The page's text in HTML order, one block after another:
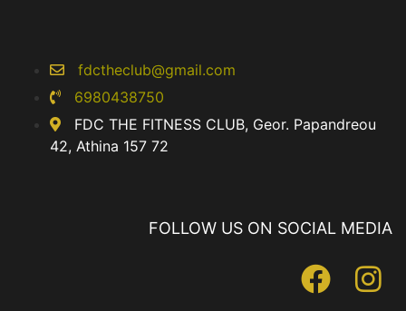
fdctheclub@gmail.com
6980438750
FDC THE FITNESS CLUB, Geor. Papandreou
42, Athina 157 72
FOLLOW US ON SOCIAL MEDIA